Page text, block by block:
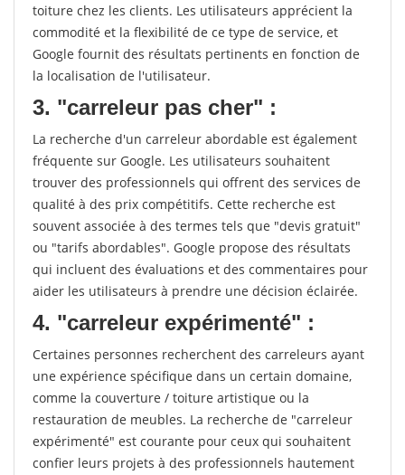
toiture chez les clients. Les utilisateurs apprécient la
commodité et la flexibilité de ce type de service, et
Google fournit des résultats pertinents en fonction de
la localisation de l'utilisateur.
3. "carreleur pas cher" :
La recherche d'un carreleur abordable est également
fréquente sur Google. Les utilisateurs souhaitent
trouver des professionnels qui offrent des services de
qualité à des prix compétitifs. Cette recherche est
souvent associée à des termes tels que "devis gratuit"
ou "tarifs abordables". Google propose des résultats
qui incluent des évaluations et des commentaires pour
aider les utilisateurs à prendre une décision éclairée.
4. "carreleur expérimenté" :
Certaines personnes recherchent des carreleurs ayant
une expérience spécifique dans un certain domaine,
comme la couverture / toiture artistique ou la
restauration de meubles. La recherche de "carreleur
expérimenté" est courante pour ceux qui souhaitent
confier leurs projets à des professionnels hautement